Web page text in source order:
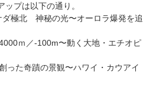
プは以下の通り。
極北 神秘の光〜オーロラ爆発を追
ｍ／-100m〜動く大地・エチオピ
た奇蹟の景観〜ハワイ・カウアイ